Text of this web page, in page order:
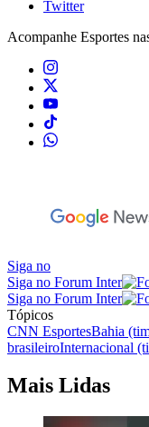
Twitter
Acompanhe Esportes
Siga no
Siga no Forum Inter
Siga no Forum Inter
Tópicos
CNN EsportesBahia
brasileiroInternacional
Mais Lidas